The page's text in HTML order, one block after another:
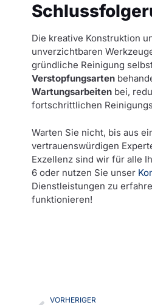
Die kreative Konstruktion
unverzichtbaren
gründliche Reinigung
Verstopfungsarten
Wartungsarbeiten bei,
fortschrittlichen
Warten Sie nicht, bis aus
vertrauenswürdigen
Exzellenz sind wir für alle
6 oder nutzen Sie unser
Dienstleistungen zu
funktionieren!
VORHERIGER